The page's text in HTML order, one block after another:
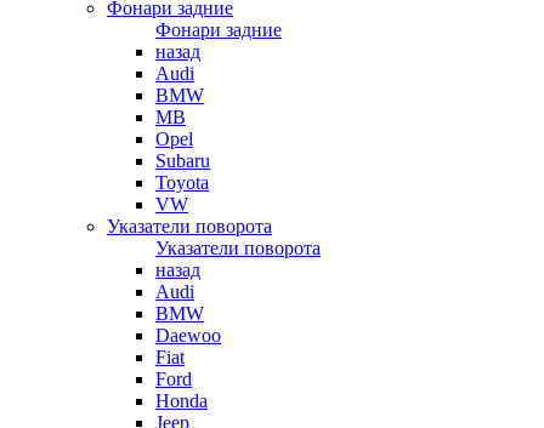
Фонари задние
Фонари задние
назад
Audi
BMW
MB
Opel
Subaru
Toyota
VW
Указатели поворота
Указатели поворота
назад
Audi
BMW
Daewoo
Fiat
Ford
Honda
Jeep